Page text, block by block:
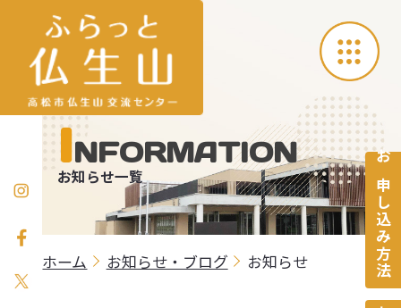
INFORMATION
お知らせ一覧
ホーム お知らせ・ブログ お知らせ お申し込み方法